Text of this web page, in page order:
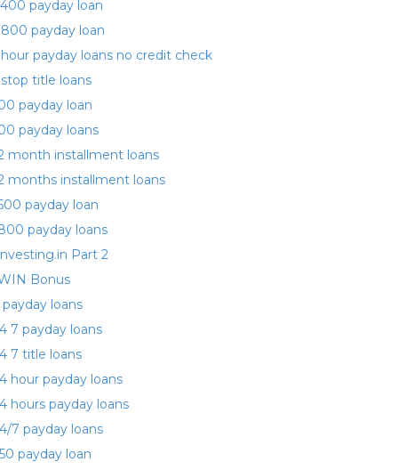
payday loan
800 payday loan
hour payday loans no credit check
stop title loans
payday loan
payday loans
month installment loans
months installment loans
payday loan
payday loans
Part 2
Bonus
payday loans
7 payday loans
7 title loans
hour payday loans
hours payday loans
7 payday loans
payday loan